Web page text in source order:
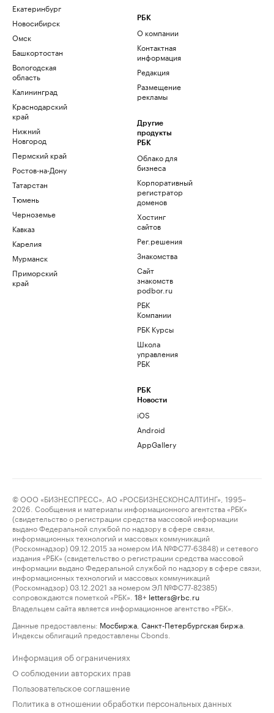
Екатеринбург
Новосибирск
Омск
Башкортостан
Вологодская
область
Калининград
Краснодарский
край
Нижний
Новгород
Пермский край
Ростов-на-Дону
Татарстан
Тюмень
Черноземье
Кавказ
Карелия
Мурманск
Приморский
край
РБК
О компании
Контактная
информация
Редакция
Размещение
рекламы
Другие
продукты
РБК
Облако для
бизнеса
Корпоративный
регистратор
доменов
Хостинг
сайтов
Рег.решения
Знакомства
Сайт
знакомств
podbor.ru
РБК
Компании
РБК Курсы
Школа
управления
РБК
РБК
Новости
iOS
Android
AppGallery
© ООО «БИЗНЕСПРЕСС», АО «РОСБИЗНЕСКОНСАЛТИНГ», 1995–
2026. Сообщения и материалы информационного агентства «РБК»
(свидетельство о регистрации средства массовой информации
выдано Федеральной службой по надзору в сфере связи,
информационных технологий и массовых коммуникаций
(Роскомнадзор) 09.12.2015 за номером ИА №ФС77-63848) и сетевого
издания «РБК» (свидетельство о регистрации средства массовой
информации выдано Федеральной службой по надзору в сфере связи,
информационных технологий и массовых коммуникаций
(Роскомнадзор) 03.12.2021 за номером ЭЛ №ФС77-82385)
сопровождаются пометкой «РБК».
18+ letters@rbc.ru
Владельцем сайта является информационное агентство «РБК».
Данные предоставлены: Мосбиржа Санкт-Петербургская биржа
Индексы облигаций предоставлены Cbonds.
Информация об ограничениях
О соблюдении авторских прав
Пользовательское соглашение
Политика в отношении обработки персональных данных